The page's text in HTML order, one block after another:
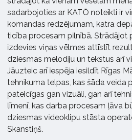
sadarbojoties ar KATŌ noteikti ir
komandas redzējumam, katra
ticība procesam pilnībā. Strādājot
izdevies viņas vēlmes attīstīt
dziesmas melodiju un tekstus arī
Jāuzteic arī iespēja iesildīt Rīgas
tehnikuma telpas, kas šāda veida
pateicīgas gan vizuāli, gan arī
līmenī, kas darba procesam ļāva
dziesmas videoklipu stāsta
Skanstiņš.